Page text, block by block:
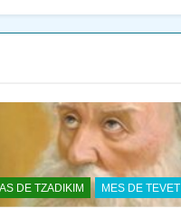
DE TZADIKIM MES DE TEVET